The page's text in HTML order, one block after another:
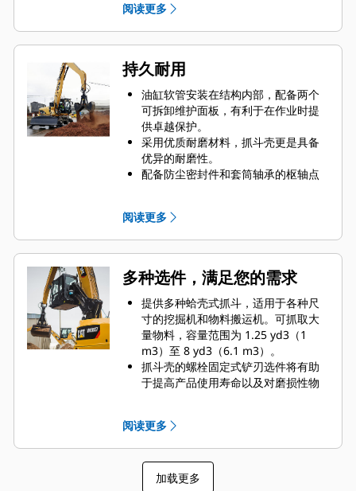
量。
Cat PL161 工装定位器是一款蓝牙设
备，可以帮您快速轻松地找到工装。
机器的车载蓝牙读取器或您手机上的
Cat 应用程序则可以帮助自动定位设
备。
借助 Cat Payload（适用于挖掘机）可
实现行驶中称重和无需回转即可得出
实时有效负载估计值，从而达到精确
的目标装载量并提高装载效率。
Cat 机器预设最适合抓斗的性能设置，
阅读更多
持久耐用
油缸软管安装在结构内部，配备两个
可拆卸维护面板，有利于在作业时提
供卓越保护。
采用优质耐磨材料，抓斗壳更是具备
优异的耐磨性。
配备防尘密封件和套筒轴承的枢轴点
缓冲抓斗壳打开时的作用力，能够承
受高达 5076 psi（35000 kPa）的液
压压力，并且可以减轻驾驶室振动，
使运行更加平稳。
标配两个起吊钩。它们安装在机具两
侧，帮助您将小型机器吊送至船舶的
货舱中，从而无需更换工装或机器即
可完成作业。
阅读更多
多种选件，满足您的需求
提供多种蛤壳式抓斗，适用于各种尺
寸的挖掘机和物料搬运机。可抓取大
量物料，容量范围为 1.25 yd3（1
m3）至 8 yd3（6.1 m3）。
抓斗壳的螺栓固定式铲刃选件将有助
于提高产品使用寿命以及对磨损性物
难的作业应用中提高对粘性物料的卸
载力。
阅读更多
加载更多